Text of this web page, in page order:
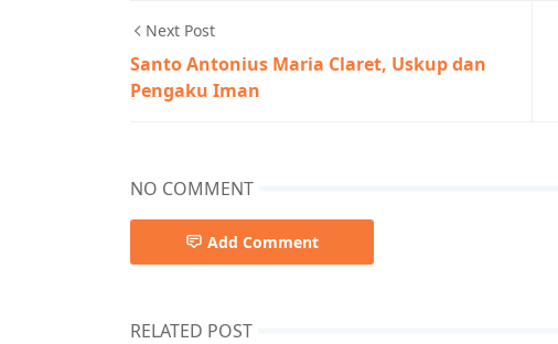
Next Post
Santo Antonius Maria Claret, Uskup dan
Pengaku Iman
NO COMMENT
Add Comment
RELATED POST